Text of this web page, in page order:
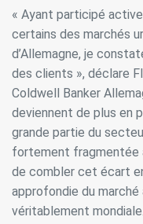
« Ayant participé
certains des marchés
d’Allemagne, je
des clients », déclare
Coldwell Banker
deviennent de plus en
grande partie du
fortement fragmentée
de combler cet écart
approfondie du
véritablement
Modifier les
Technique et
informations afin
continuez à naviguer,